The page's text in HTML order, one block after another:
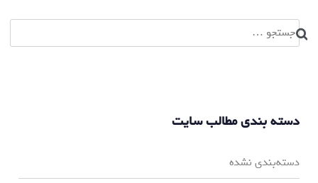
نوشته‌ها
جستجو
برای:
دسته بندی مطالب سایت
دسته‌بندی نشده